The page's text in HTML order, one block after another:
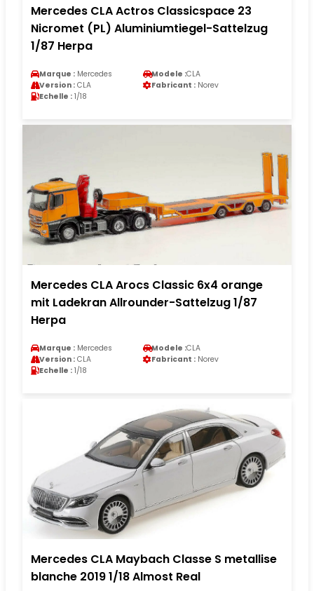
Mercedes CLA Actros Classicspace 23
Nicromet (PL) Aluminiumtiegel-Sattelzug
1/87 Herpa
Marque : Mercedes Modele :CLA
Version : CLA Fabricant : Norev
Echelle : 1/18
Mercedes CLA Arocs Classic 6x4 orange
mit Ladekran Allrounder-Sattelzug 1/87
Herpa
Marque : Mercedes Modele :CLA
Version : CLA Fabricant : Norev
Echelle : 1/18
Mercedes CLA Maybach Classe S metallise
blanche 2019 1/18 Almost Real